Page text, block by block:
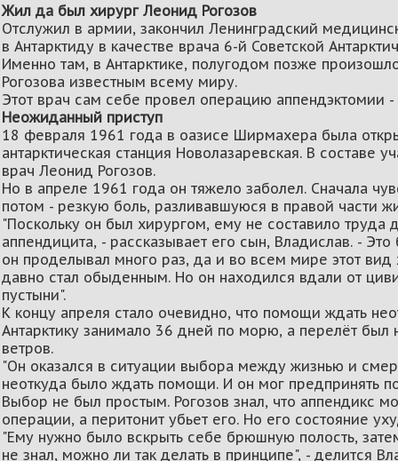
Жил да был хирург Леонид Рогозов
Отслужил в армии, закончил Ленинградский
в Антарктиду в качестве врача 6-й Советской
Именно там, в Антарктике, полугодом позже
Рогозова известным всему миру.
Этот врач сам себе провел операцию аппендэктомии
Неожиданный приступ
18 февраля 1961 года в оазисе Ширмахера была
антарктическая станция Новолазаревская. В составе
врач Леонид Рогозов.
Но в апреле 1961 года он тяжело заболел. Сначала
потом - резкую боль, разливавшуюся в правой части
"Поскольку он был хирургом, ему не составило труда
аппендицита, - рассказывает его сын, Владислав. -
он проделывал много раз, да и во всем мире этот вид
давно стал обыденным. Но он находился вдали от
пустыни".
К концу апреля стало очевидно, что помощи ждать
Антарктику занимало 36 дней по морю, а перелёт был
ветров.
"Он оказался в ситуации выбора между жизнью и
неоткуда было ждать помощи. И он мог предпринять
Выбор не был простым. Рогозов знал, что аппендикс
операции, а перитонит убьет его. Но его состояние
"Ему нужно было вскрыть себе брюшную полость,
не знал, можно ли так делать в принципе", - делится